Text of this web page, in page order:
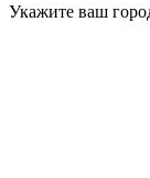
Укажите ваш